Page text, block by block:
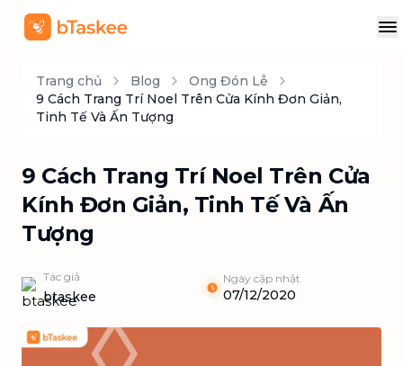
Trang chủ Blog
Ong Đón Lễ
9 Cách Trang Trí Noel Trên Cửa Kính Đơn Giản,
Tinh Tế Và Ấn Tượng
9 Cách Trang Trí Noel Trên Cửa
Kính Đơn Giản, Tinh Tế Và Ấn
Tượng
Tác giả
btaskee
Ngày cập nhật
07/12/2020